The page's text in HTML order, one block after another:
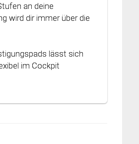
an deine
wird dir immer über die
lässt sich
im Cockpit